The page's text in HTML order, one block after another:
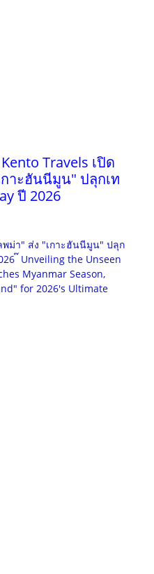
Travels เปิด
าะฮันนีมูน" ปลุกเท
ปี 2026
พม่า" ส่ง "เกาะฮันนีมูน" ปลุก
Unveiling the Unseen
Myanmar Season,
for 2026's Ultimate